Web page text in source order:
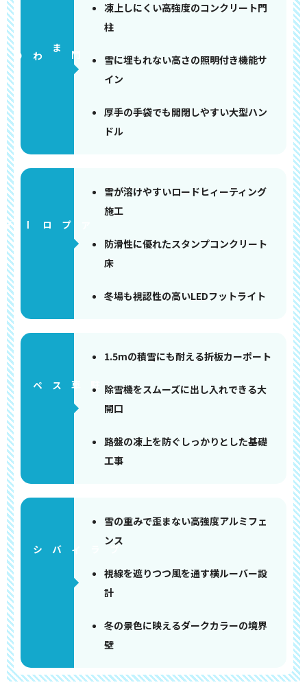
門まわり
凍上しにくい高強度のコンクリート門
柱
雪に埋もれない高さの照明付き機能サ
イン
厚手の手袋でも開閉しやすい大型ハン
ドル
アプローチ
雪が溶けやすいロードヒィーティング
施工
防滑性に優れたスタンプコンクリート
床
冬場も視認性の高いLEDフットライト
1.5mの積雪にも耐える折板カーポート
除雪機をスムーズに出し入れできる大
開口
路盤の凍上を防ぐしっかりとした基礎
工事
雪の重みで歪まない高強度アルミフェ
ンス
視線を遮りつつ風を通す横ルーバー設
計
冬の景色に映えるダークカラーの境界
壁